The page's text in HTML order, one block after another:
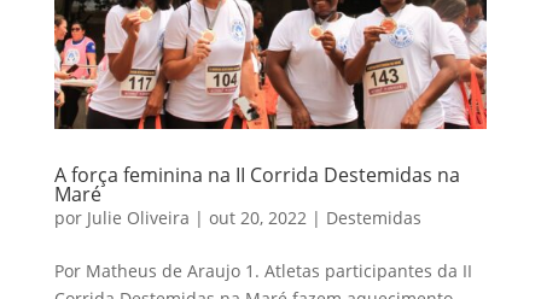
A força feminina na II Corrida Destemidas na
Maré
por Julie Oliveira | out 20, 2022| Destemidas
Por Matheus de Araujo 1. Atletas participantes da II